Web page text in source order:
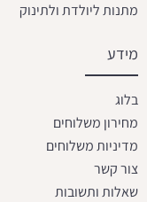
מתנות ליולדת ולתינוק
מידע
בלוג
מחירון משלוחים
מדיניות משלוחים
צור קשר
שאלות ותשובות